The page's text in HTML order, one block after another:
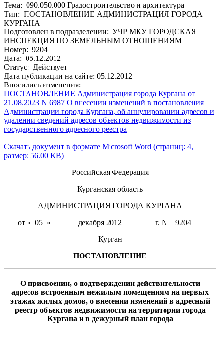
Тема: 090.050.000 Градостроительство и архитектура
Тип: ПОСТАНОВЛЕНИЕ АДМИНИСТРАЦИЯ ГОРОДА
КУРГАНА
Подготовлен в подразделении: УЧР МКУ ГОРОДСКАЯ
ИНСПЕКЦИЯ ПО ЗЕМЕЛЬНЫМ ОТНОШЕНИЯМ
Номер: 9204
Дата: 05.12.2012
Статус: Действует
Дата публикации на сайте: 05.12.2012
Вносились изменения:
ПОСТАНОВЛЕНИЕ Администрация города Кургана от
21.08.2023 N 6987 О внесении изменений в постановления
Администрации города Кургана, об аннулировании адресов и
удалении сведений адресов объектов недвижимости из
государственного адресного реестра
Скачать документ в формате Microsoft Word (страниц: 4,
размер: 56.00 KB)
Российская Федерация
Курганская область
АДМИНИСТРАЦИЯ ГОРОДА КУРГАНА
от «_05_»_______декабря 2012________ г. N__9204___
Курган
ПОСТАНОВЛЕНИЕ
О присвоении, о подтверждении действительности
адресов встроенным нежилым помещениям на первых
этажах жилых домов, о внесении изменений в адресный
реестр объектов недвижимости на территории города
Кургана и в дежурный план города